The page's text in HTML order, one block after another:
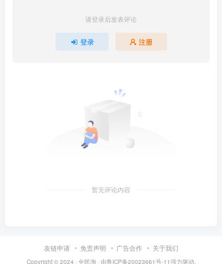
请登录后发表评论
登录 注册
暂无评论内容
友链申请 免责声明 广告合作 关于我们
Copyright © 2024 · 全民淘 · 由鲁ICP备20023661号-11强力驱动.